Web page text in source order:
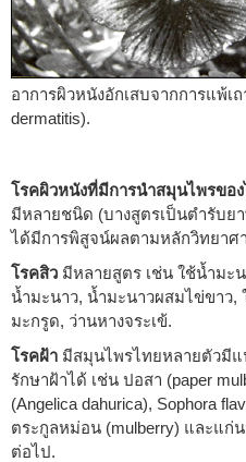
อาการผิวหนังอักเสบจากการแพ้เ
dermatitis).
โรคผิวหนังที่มีการนำสมุนไพรขอ
มีหลายชนิด (บางสูตรเป็นตำรับ
ได้มีการพิสูจน์ผลตามหลักวิทยาศ
โรคสิว มีหลายสูตร เช่น ใช้น้ำมะ
น้ำมะนาว, น้ำมะนาวผสมไข่ขาว
มะกรูด, ว่านหางจระเข้.
โรคฝ้า มีสมุนไพรไทยหลายตัวมี
รักษาฝ้าได้ เช่น ปอสา (paper
(Angelica dahurica), Sophora
ตระกูลหม่อน (mulberry) และแก่
ต่อไป.